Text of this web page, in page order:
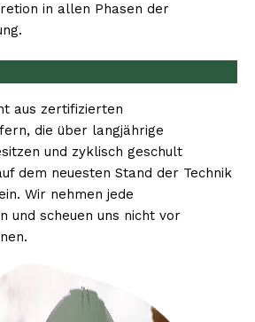
in allen Phasen der
aus zertifizierten
die über langjährige
und zyklisch geschult
dem neuesten Stand der Technik
Wir nehmen jede
und scheuen uns nicht vor